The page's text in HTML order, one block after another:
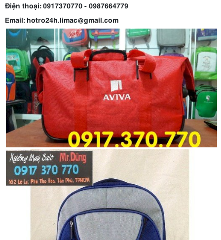
Điện thoại: 0917370770 - 0987664779
Email: hotro24h.limac@gmail.com